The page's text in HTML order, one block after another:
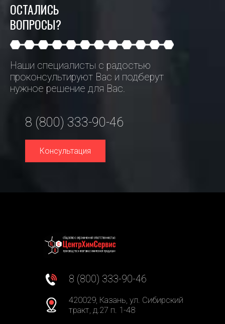
ОСТАЛИСЬ
ВОПРОСЫ?
Наши специалисты с радостью
проконсультируют Вас и подберут
нужное решение для Вас.
8 (800) 333-90-46
Консультация
8 (800) 333-90-46
420029, Казань, ул. Сибирский
тракт, д.27 п. 1-48